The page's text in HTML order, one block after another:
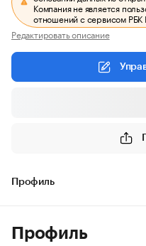
Компания не является
отношений с сервисом РБК
Редактировать описание
Профиль
Профиль